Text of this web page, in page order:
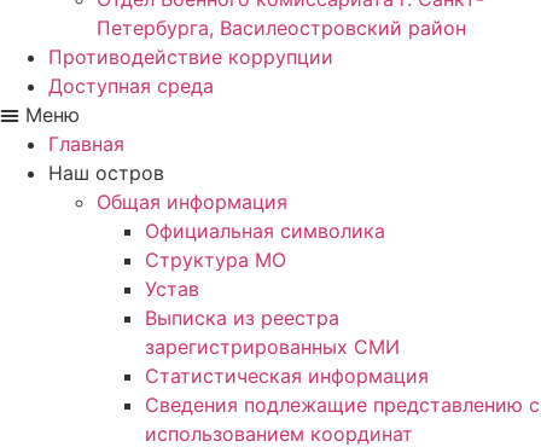
Петербурга, Василеостровский район
Противодействие коррупции
Доступная среда
Меню
Главная
Наш остров
Общая информация
Официальная символика
Структура МО
Устав
Выписка из реестра
зарегистрированных СМИ
Статистическая информация
Сведения подлежащие представлению с
использованием координат